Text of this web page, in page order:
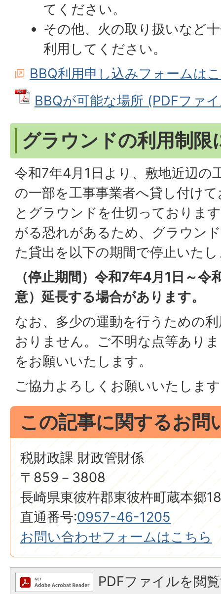
てください。
その他、火の取り扱いなど
利用してください。
BBQ利用申し込みフォームは
BBQが可能な場所 (PDFファ
グラウンドの利用制限
令和7年4月1日より、敷地近辺の
の一部を工事事業者へ貸し付け
とグラウンドを仕切っておりま
がる恐れがあるため、グラウン
た貸出を以下の期間で停止いた
（停止期間）令和7年4月1日～令
意）延長する場合があります。
なお、多少の運動を行うための
おりません。ご不明な点等あり
をお願いいたします。
ご協力よろしくお願いいたしま
この記事に関するお問
税財政課 財政管財係
〒859－3808
長崎県東彼杵郡東彼杵町蔵本郷
直通番号:0957-46-1205
お問い合わせフォームはこちら
PDFファイルを閲